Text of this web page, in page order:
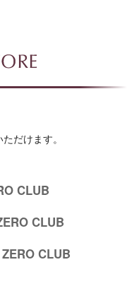
だけます。
CLUB
CLUB
CLUB